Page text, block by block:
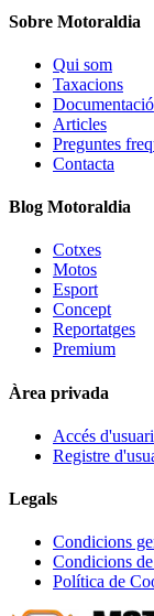
Sobre Motoraldia
Qui som
Taxacions
Documentació
Articles
Preguntes
Contacta
Blog Motoraldia
Cotxes
Motos
Esport
Concept
Reportatges
Premium
Àrea privada
Accés
Registre
Legals
Condicions
Condicions
Política de